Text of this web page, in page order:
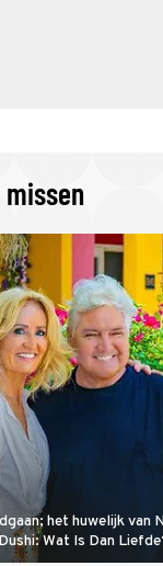
het huwelijk van
Wat Is Dan
over de liefde te